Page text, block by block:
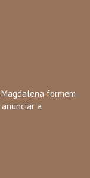
formem
a